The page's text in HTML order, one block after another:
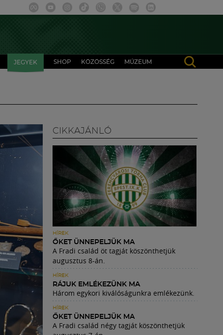
JEGYEK SHOP KÖZÖSSÉG MÚZEUM
CIKKAJÁNLÓ
HÍREK
ŐKET ÜNNEPELJÜK MA
A Fradi család öt tagját köszönthetjük
augusztus 8-án.
HÍREK
RÁJUK EMLÉKEZÜNK MA
Három egykori kiválóságunkra emlékezünk.
HÍREK
ŐKET ÜNNEPELJÜK MA
A Fradi család négy tagját köszönthetjük